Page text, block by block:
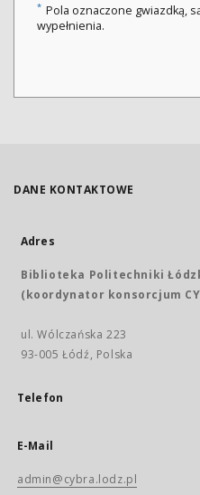
* Pola oznaczone gwiazdką,
wypełnienia.
DANE KONTAKTOWE
Adres
Biblioteka Politechniki
(koordynator konsorcjum
ul. Wólczańska 223
93-005 Łódź, Polska
Telefon
E-Mail
admin@cybra.lodz.pl